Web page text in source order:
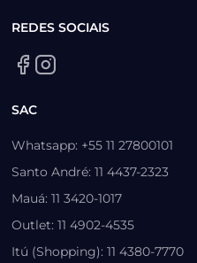
REDES SOCIAIS
SAC
Whatsapp: +55 11 27800101
Santo André: 11 4437-2323
Mauá: 11 3420-1017
Outlet: 11 4902-4535
Itú (Shopping): 11 4380-7770